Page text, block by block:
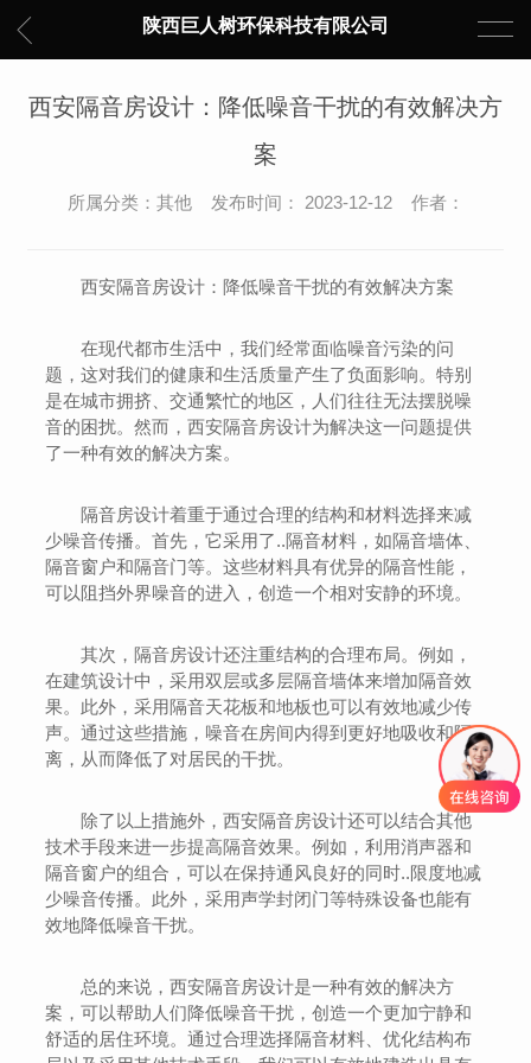
陕西巨人树环保科技有限公司
西安隔音房设计：降低噪音干扰的有效解决方
案
所属分类：其他 发布时间： 2023-12-12 作者：
西安隔音房设计：降低噪音干扰的有效解决方案
在现代都市生活中，我们经常面临噪音污染的问
题，这对我们的健康和生活质量产生了负面影响。特别
是在城市拥挤、交通繁忙的地区，人们往往无法摆脱噪
音的困扰。然而，西安隔音房设计为解决这一问题提供
了一种有效的解决方案。
隔音房设计着重于通过合理的结构和材料选择来减
少噪音传播。首先，它采用了..隔音材料，如隔音墙体、
隔音窗户和隔音门等。这些材料具有优异的隔音性能，
可以阻挡外界噪音的进入，创造一个相对安静的环境。
其次，隔音房设计还注重结构的合理布局。例如，
在建筑设计中，采用双层或多层隔音墙体来增加隔音效
果。此外，采用隔音天花板和地板也可以有效地减少传
声。通过这些措施，噪音在房间内得到更好地吸收和隔
离，从而降低了对居民的干扰。
除了以上措施外，西安隔音房设计还可以结合其他
技术手段来进一步提高隔音效果。例如，利用消声器和
隔音窗户的组合，可以在保持通风良好的同时..限度地减
少噪音传播。此外，采用声学封闭门等特殊设备也能有
效地降低噪音干扰。
总的来说，西安隔音房设计是一种有效的解决方
案，可以帮助人们降低噪音干扰，创造一个更加宁静和
舒适的居住环境。通过合理选择隔音材料、优化结构布